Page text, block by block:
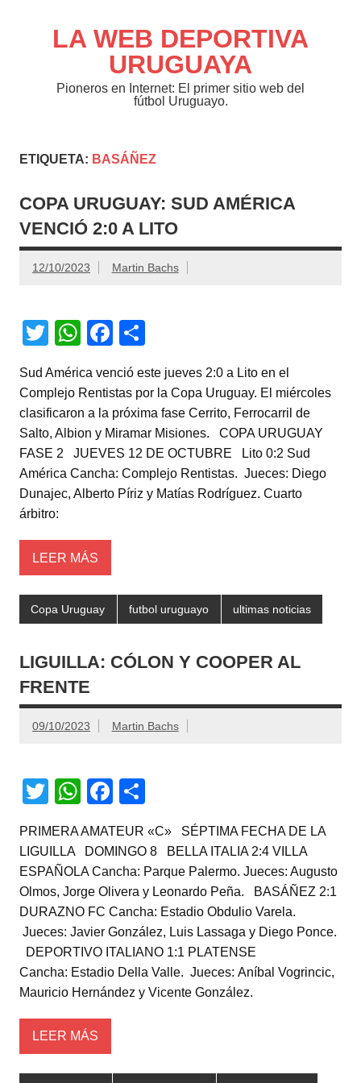
contenidoLA WEB DEPORTIVA
URUGUAYA
Pioneros en Internet: El primer sitio web del
fútbol Uruguayo.
ETIQUETA: BASÁÑEZ
COPA URUGUAY: SUD AMÉRICA
VENCIÓ 2:0 A LITO
12/10/2023 Martin Bachs
T
wi
tt
er
W
at
s
A
p
p
F
c
e
b
o
o
m
p
ar
tir
Sud América venció este jueves 2:0 a Lito en el
Complejo Rentistas por la Copa Uruguay. El miércoles
clasificaron a la próxima fase Cerrito, Ferrocarril de
Salto, Albion y Miramar Misiones. COPA URUGUAY
FASE 2 JUEVES 12 DE OCTUBRE Lito 0:2 Sud
América Cancha: Complejo Rentistas. Jueces: Diego
Dunajec, Alberto Píriz y Matías Rodríguez. Cuarto
árbitro:
LEER MÁS
Copa Uruguay futbol uruguayo ultimas noticias
LIGUILLA: CÓLON Y COOPER AL
FRENTE
09/10/2023 Martin Bachs
T
tt
er
W
at
s
A
p
p
F
c
e
b
o
o
k
m
p
ar
tir
PRIMERA AMATEUR «C» SÉPTIMA FECHA DE LA
LIGUILLA DOMINGO 8 BELLA ITALIA 2:4 VILLA
ESPAÑOLA Cancha: Parque Palermo. Jueces: Augusto
Olmos, Jorge Olivera y Leonardo Peña. BASÁÑEZ 2:1
DURAZNO FC Cancha: Estadio Obdulio Varela.
Jueces: Javier González, Luis Lassaga y Diego Ponce.
DEPORTIVO ITALIANO 1:1 PLATENSE
Cancha: Estadio Della Valle. Jueces: Aníbal Vogrincic,
Mauricio Hernández y Vicente González.
LEER MÁS